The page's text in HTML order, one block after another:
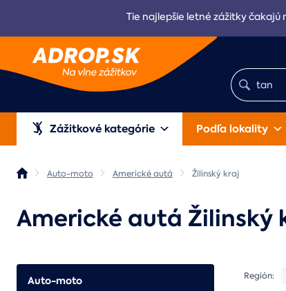
Tie najlepšie letné zážitky čakajú
Zážitkové kategórie Podľa lokality
Auto-moto Americké autá Žilinský kraj
Americké autá Žilinský
Auto-moto Región: